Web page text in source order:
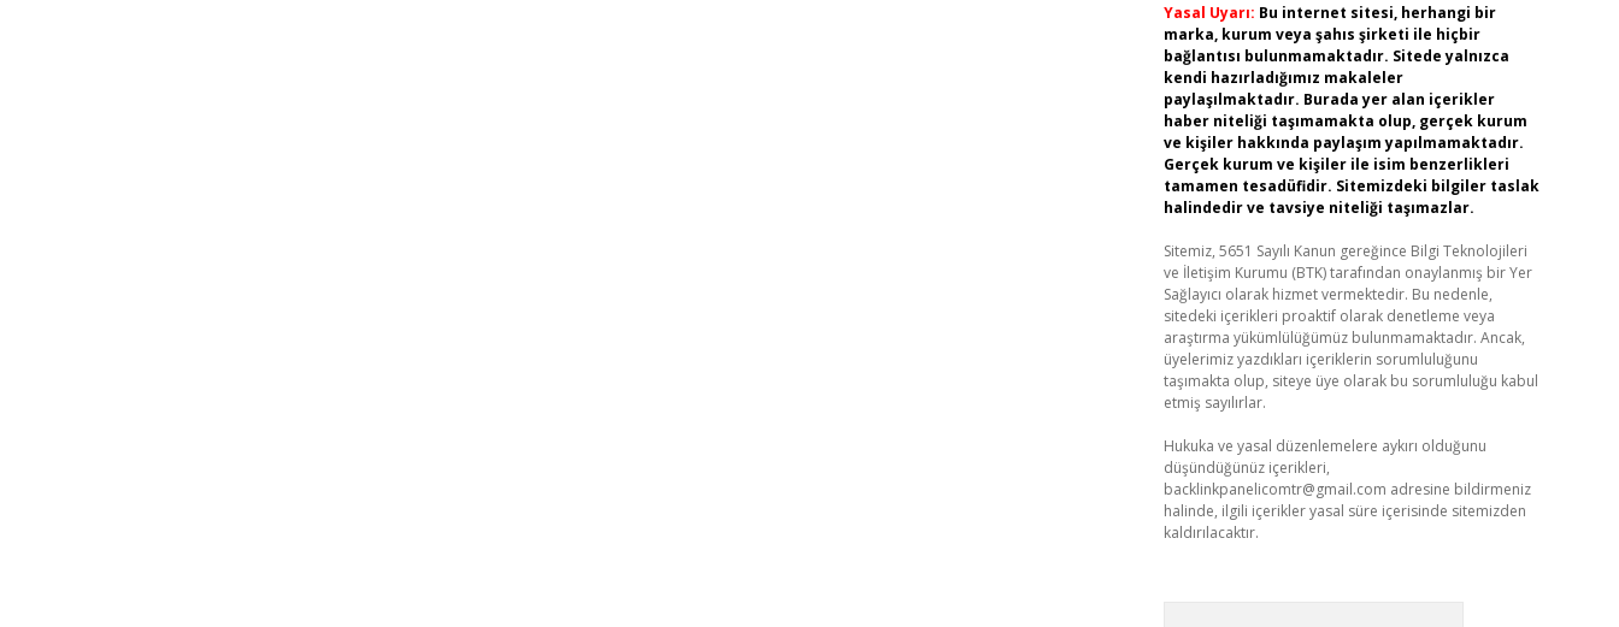
Yasal Uyarı: Bu internet sitesi, herhangi bir
marka, kurum veya şahıs şirketi ile hiçbir
bağlantısı bulunmamaktadır. Sitede yalnızca
kendi hazırladığımız makaleler
paylaşılmaktadır. Burada yer alan içerikler
haber niteliği taşımamakta olup, gerçek kurum
ve kişiler hakkında paylaşım yapılmamaktadır.
Gerçek kurum ve kişiler ile isim benzerlikleri
tamamen tesadüfidir. Sitemizdeki bilgiler taslak
halindedir ve tavsiye niteliği taşımazlar.
Sitemiz, 5651 Sayılı Kanun gereğince Bilgi Teknolojileri
ve İletişim Kurumu (BTK) tarafından onaylanmış bir Yer
Sağlayıcı olarak hizmet vermektedir. Bu nedenle,
sitedeki içerikleri proaktif olarak denetleme veya
araştırma yükümlülüğümüz bulunmamaktadır. Ancak,
üyelerimiz yazdıkları içeriklerin sorumluluğunu
taşımakta olup, siteye üye olarak bu sorumluluğu kabul
etmiş sayılırlar.
Hukuka ve yasal düzenlemelere aykırı olduğunu
düşündüğünüz içerikleri,
backlinkpanelicomtr@gmail.com adresine bildirmeniz
halinde, ilgili içerikler yasal süre içerisinde sitemizden
kaldırılacaktır.